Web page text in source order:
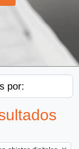
por: